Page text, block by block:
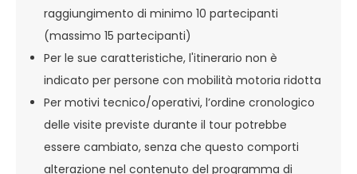
raggiungimento di minimo 10 partecipanti
(massimo 15 partecipanti)
Per le sue caratteristiche, l'itinerario non è
indicato per persone con mobilità motoria ridotta
Per motivi tecnico/operativi, l’ordine cronologico
delle visite previste durante il tour potrebbe
essere cambiato, senza che questo comporti
alterazione nel contenuto del programma di